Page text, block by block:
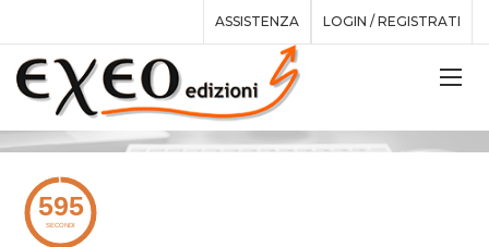
ASSISTENZA LOGIN / REGISTRATI